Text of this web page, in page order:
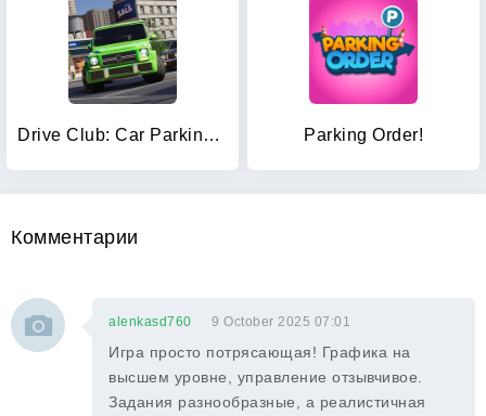
Drive Club: Car Parking Games Parking Order!
Комментарии
alenkasd760 9 October 2025 07:01
Игра просто потрясающая! Графика на
высшем уровне, управление отзывчивое.
Задания разнообразные, а реалистичная